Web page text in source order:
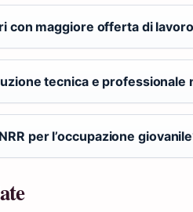
con maggiore offerta di
tecnica e
per l’occupazione